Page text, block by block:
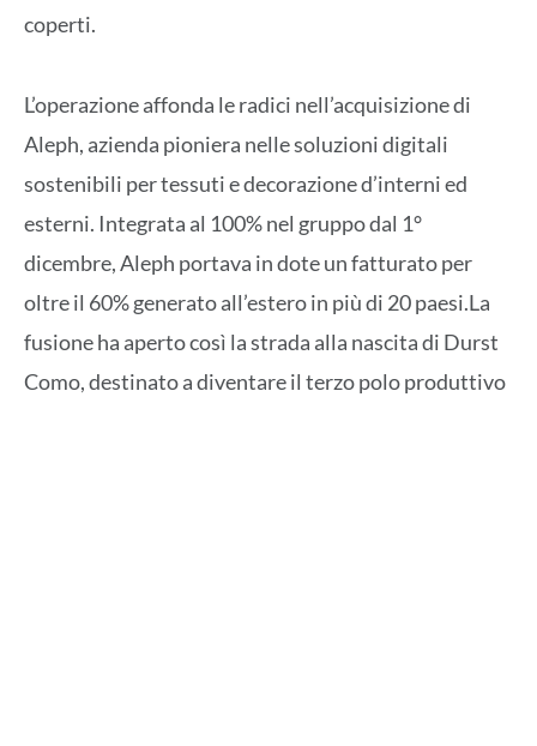
coperti.
L’operazione affonda le radici nell’acquisizione di
Aleph, azienda pioniera nelle soluzioni digitali
sostenibili per tessuti e decorazione d’interni ed
esterni. Integrata al 100% nel gruppo dal 1°
dicembre,Aleph portava in dote un fatturato per
oltre il 60% generato all’estero in più di 20 paesi.La
fusione ha aperto così la strada alla nascita di Durst
Como, destinato a diventare il terzo polo produttivo